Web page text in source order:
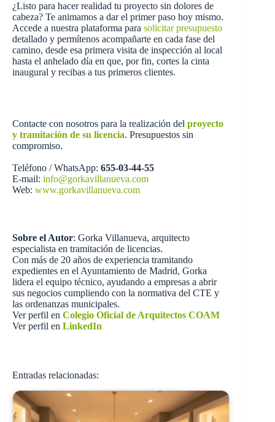
¿Listo para hacer realidad tu proyecto sin dolores de
cabeza? Te animamos a dar el primer paso hoy mismo.
Accede a nuestra plataforma para solicitar presupuesto
detallado y permítenos acompañarte en cada fase del
camino, desde esa primera visita de inspección al local
hasta el anhelado día en que, por fin, cortes la cinta
inaugural y recibas a tus primeros clientes.
Contacte con nosotros para la realización del proyecto
y tramitación de su licencia. Presupuestos sin
compromiso.
Teléfono / WhatsApp: 655-03-44-55
E-mail: info@gorkavillanueva.com
Web: www.gorkavillanueva.com
Sobre el Autor: Gorka Villanueva, arquitecto
especialista en tramitación de licencias.
Con más de 20 años de experiencia tramitando
expedientes en el Ayuntamiento de Madrid, Gorka
lidera el equipo técnico, ayudando a empresas a abrir
sus negocios cumpliendo con la normativa del CTE y
las ordenanzas municipales.
Ver perfil en Colegio Oficial de Arquitectos COAM
Ver perfil en LinkedIn
Entradas relacionadas: